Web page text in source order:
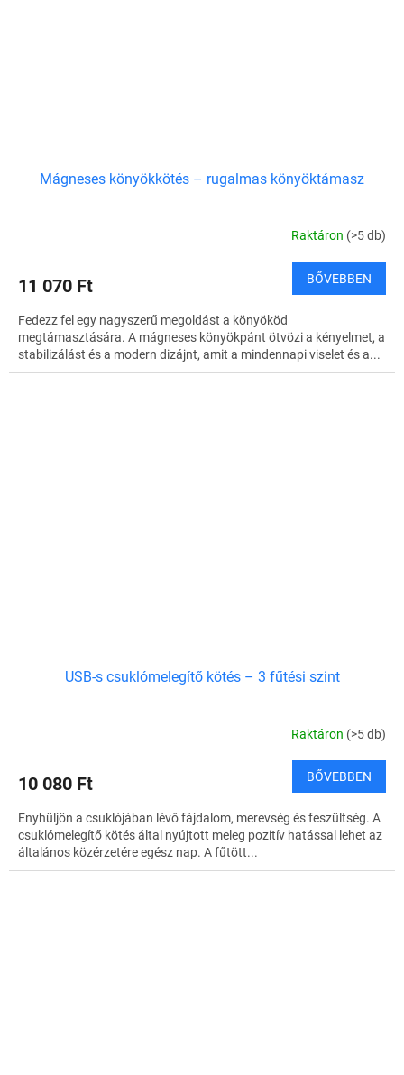
Mágneses könyökkötés – rugalmas könyöktámasz
Raktáron (>5 db)
11 070 Ft BŐVEBBEN
Fedezz fel egy nagyszerű megoldást a könyököd
megtámasztására. A mágneses könyökpánt ötvözi a kényelmet, a
stabilizálást és a modern dizájnt, amit a mindennapi viselet és a...
USB-s csuklómelegítő kötés – 3 fűtési szint
Raktáron (>5 db)
10 080 Ft BŐVEBBEN
Enyhüljön a csuklójában lévő fájdalom, merevség és feszültség. A
csuklómelegítő kötés által nyújtott meleg pozitív hatással lehet az
általános közérzetére egész nap. A fűtött...